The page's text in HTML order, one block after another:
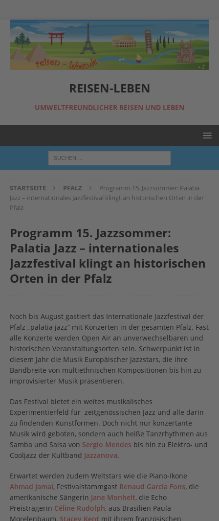
REISEN-LEBEN
UMWELTFREUNDLICHER REISEN UND LEBEN
STARTSEITE PFALZ
Programm 15. Jazzsommer: Palatia
Jazz – internationales Jazzfestival klingt an historischen Orten in der
Pfalz
Programm 15. Jazzsommer:
Palatia Jazz – internationales
Jazzfestival klingt an historischen
Orten in der Pfalz
Noch bis August gastiert das Internationale Jazzfestival der
Pfalz „palatia jazz“ mit Konzerten in der gesamten Pfalz. Fast
alle Konzerte werden Open Air an unverwechselbaren und
historischen Veranstaltungsorten sein. Schwerpunkt ist in
diesem Jahr die Musik Europäischer Jazzstars, die ihre
Bandbreite von multiethnischen Kompositionen bis hin zu
improvisierter Musik präsentieren.
Das Festival bietet ein weites musikalisches
Experimentierfeld für zeitgenössischen Jazz und alle darin
zu findenden Kunstformen. Doch nicht nur konzertante
Musik wird geboten, sondern auch heiße Tanzrhythmen aus
Samba und Salsa von Sergio Mendes bis hin zu Elektro- und
Cooljazz der Kultband Jazzanova.
Erwartet werden zudem Weltstars wie die Piano-Ikone
Ahmad Jamal, Festivalstammgast Renaud Garcia Fons, die
amerikanische Sängerin Jane Monheit, die Echo
Preisträgerin Céline Rudolph, aus Brasilien Paula
Morelenbaum, Stacey Kent mit ihrem französischen